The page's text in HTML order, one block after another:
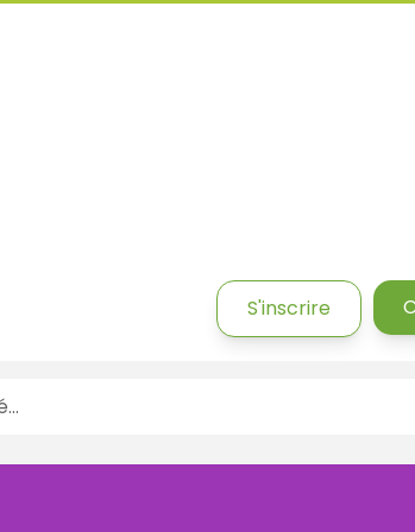
S'inscrire